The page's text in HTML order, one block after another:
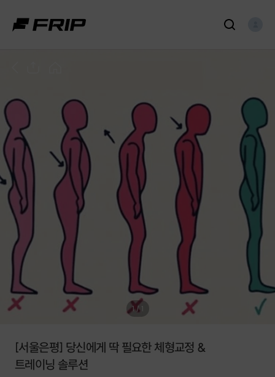
1/
[서울은평] 당신에게 딱 필요한 체형교정 &
트레이닝 솔루션